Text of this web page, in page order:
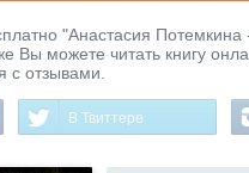
"Анастасия
можете читать книгу
с отзывами.
В Твиттере